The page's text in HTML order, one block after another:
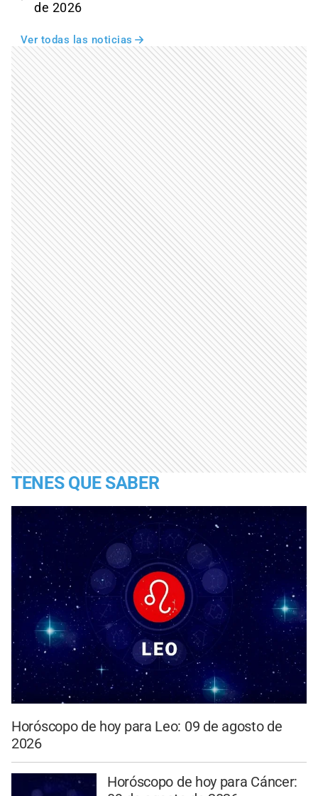
de 2026
Ver todas las noticias
TENES QUE SABER
Horóscopo de hoy para Leo: 09 de agosto de
2026
Horóscopo de hoy para Cáncer: